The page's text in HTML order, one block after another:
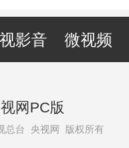
影音 微视频
网PC版
总台 央视网 版权所有